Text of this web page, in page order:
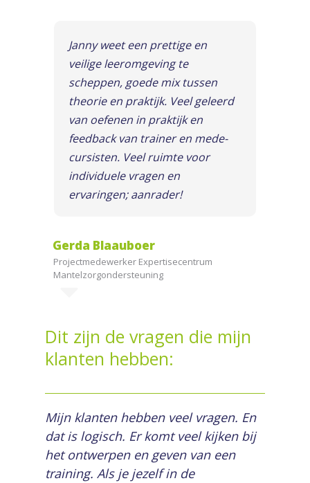
Janny weet een prettige en
veilige leeromgeving te
scheppen, goede mix tussen
theorie en praktijk. Veel geleerd
van oefenen in praktijk en
feedback van trainer en mede-
cursisten. Veel ruimte voor
individuele vragen en
ervaringen; aanrader!
Gerda Blaauboer
Projectmedewerker Expertisecentrum
Mantelzorgondersteuning
Dit zijn de vragen die mijn
klanten hebben:
Mijn klanten hebben veel vragen. En
dat is logisch. Er komt veel kijken bij
het ontwerpen en geven van een
training. Als je jezelf in de